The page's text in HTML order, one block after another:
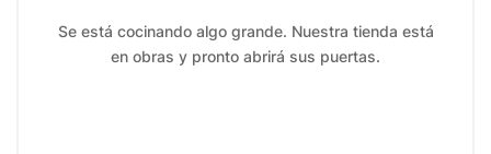
Se está cocinando algo grande. Nuestra tienda está
en obras y pronto abrirá sus puertas.